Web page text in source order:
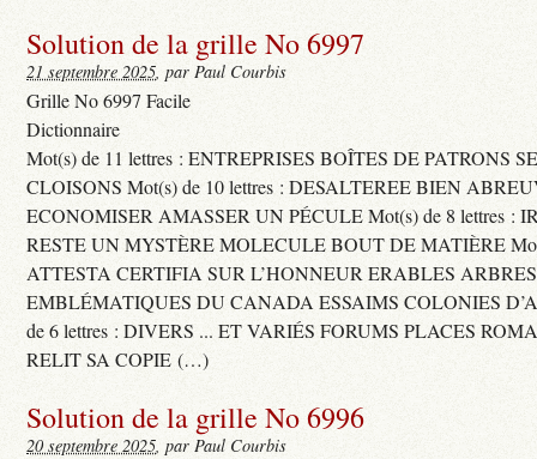
Solution de la grille No 6997
21 septembre 2025, par Paul Courbis
Grille No 6997 Facile
Dictionnaire
Mot(s) de 11 lettres : ENTREPRISES BOÎTES DE PATRONS
CLOISONS Mot(s) de 10 lettres : DESALTEREE BIEN
ECONOMISER AMASSER UN PÉCULE Mot(s) de 8 lettres :
RESTE UN MYSTÈRE MOLECULE BOUT DE MATIÈRE
ATTESTA CERTIFIA SUR L’HONNEUR ERABLES ARBRES
EMBLÉMATIQUES DU CANADA ESSAIMS COLONIES
de 6 lettres : DIVERS ... ET VARIÉS FORUMS PLACES
RELIT SA COPIE (…)
Solution de la grille No 6996
20 septembre 2025, par Paul Courbis